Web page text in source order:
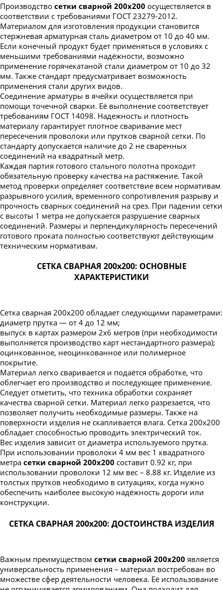
Производство сетки сварной 200х200 осуществляется в
соответствии с требованиями ГОСТ 23279-2012.
Материалом для изготовления продукции становится
стержневая арматурная сталь диаметром от 10 до 40 мм.
Если конечный продукт будет применяться в условиях с
меньшими требованиями надёжности, возможно
применение горячекатаной стали диаметром от 10 до 32
мм. Также стандарт предусматривает возможность
применения стали других видов.
Соединение арматуры в ячейки осуществляется при
помощи точечной сварки. Её выполнение соответствует
требованиям ГОСТ 14098. Надежность и плотность
материалу гарантирует плотное сваривание мест
пересечения проволоки или прутков сварной сетки. По
стандарту допускается наличие до 2 не сваренных
соединений на квадратный метр.
Каждая партия готового стального полотна проходит
обязательную проверку качества на растяжение. Такой
метод проверки определяет соответствие всем нормативам
разрывного усилия, временного сопротивления разрыву и
прочность сварных соединений на срез. При падении сетки
с высоты 1 метра не допускается разрушение сварных
соединений. Размеры и перпендикулярность пересечений
готового проката полностью соответствуют действующим
техническим нормативам.
СЕТКА СВАРНАЯ 200х200: ОСНОВНЫЕ
ХАРАКТЕРИСТИКИ
Сетка сварная 200х200 обладает следующими параметрами:
диаметр прутка — от 4 до 12 мм;
выпуск в картах размером 2х6 метров (при необходимости
выполняется производство карт нестандартного размера);
оцинкованное, неоцинкованное или полимерное
покрытие.
Материал легко сваривается и подаётся обработке, что
облегчает его производство и последующее применение.
Следует отметить, что техника обработки сохраняет
качества сварной сетки. Материал легко разрезается, что
позволяет получить необходимые размеры. Также на
поверхности изделия не скапливается влага. Сетка 200х200
обладает способностью проводить электрический ток.
Вес изделия зависит от диаметра используемого прутка.
При использовании проволоки 4 мм вес 1 квадратного
метра сетки сварной 200х200 составит 0.92 кг, при
использовании проволоки 12 мм вес – 8.88 кг. Изделие из
толстых прутков необходимо в ситуациях, когда нужно
обеспечить наиболее высокую надёжность дороги или
конструкции.
СЕТКА СВАРНАЯ 200х200: ДОСТОИНСТВА ИЗДЕЛИЯ
Важным преимуществом сетки сварной 200х200 является
универсальность применения – материал востребован во
множестве сфер деятельности человека. Её использование